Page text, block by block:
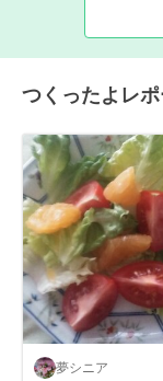
つくったよレ
夢シニア